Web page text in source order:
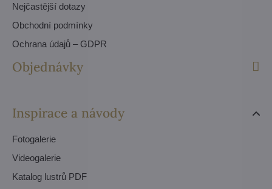
Nejčastější dotazy
Obchodní podmínky
Ochrana údajů – GDPR
Objednávky
Inspirace a návody
Fotogalerie
Videogalerie
Katalog lustrů PDF